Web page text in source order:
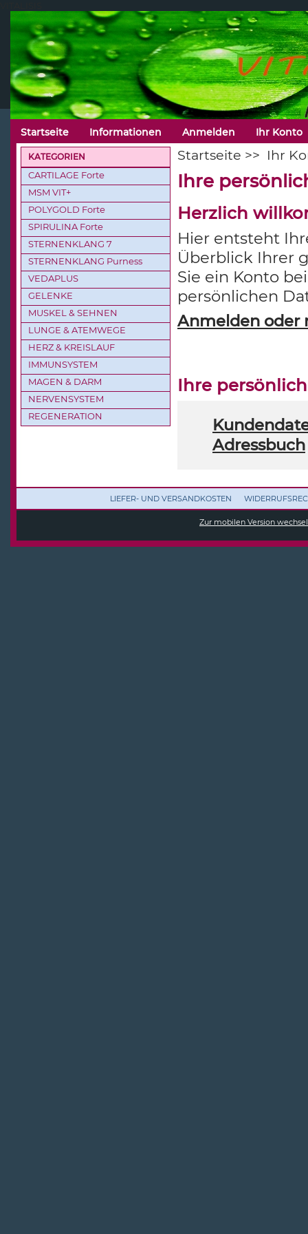
Startseite >> Ihr
Ihre
Herzlich
Hier entsteht
Überblick Ihrer
Sie ein Konto
persönlichen
Anmelden oder
Ihre
Adressbuch
KATEGORIEN
CARTILAGE Forte
MSM VIT+
POLYGOLD Forte
SPIRULINA Forte
STERNENKLANG 7
STERNENKLANG Purness
VEDAPLUS
GELENKE
MUSKEL & SEHNEN
LUNGE & ATEMWEGE
HERZ & KREISLAUF
IMMUNSYSTEM
MAGEN & DARM
NERVENSYSTEM
REGENERATION
LIEFER- UND VERSANDKOSTEN
Zur mobilen Version
Startseite Informationen Anmelden Ihr Konto